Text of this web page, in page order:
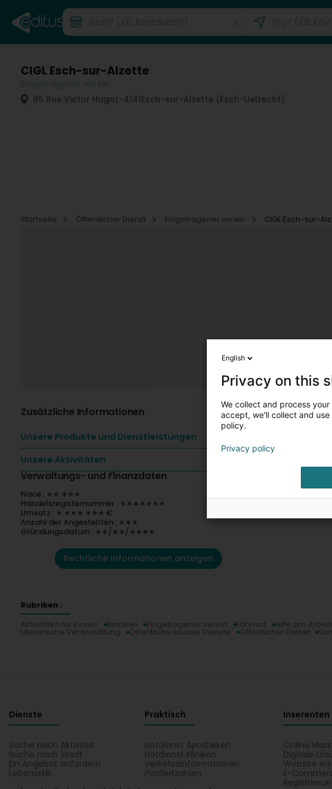
CIGL Esch-sur-Alzette
86 Rue Victor HugoL-4141Esch-sur-Alzette (Esch-Uelzecht)
Startseite
Öffentlicher Dienst Eingetragener verein CIGL Esch-sur-
Zusätzliche Informationen
Unsere Produkte und Dienstleistungen
Unsere Aktivitäten
Verwaltungs- und Finanzdaten
Nace : ∗∗.∗∗∗
Handelsregisternummer : ∗∗∗∗∗∗∗
Umsatz : ∗ ∗∗∗ ∗∗∗ €
Anzahl der Angestellten : ∗∗∗
Gründungsdatum : ∗∗/∗∗/∗∗∗∗
Rechtliche Informationen anzeigen
Rubriken :
Aktivitäten für Kinder
Bastelei Eingetragener verein Fahrrad Hilfe am
Literarische Veranstaltung Öffentliche soziale Dienste Öffentlicher Dienst
Dienste
Suche nach Aktivität
Suche nach Stadt
Ein Angebot anfordern
Lebensstill
Praktisch
Notdienst Apotheken
Notdienst Kliniken
Verkehrsinformationen
Postleitzahlen
Inserenten
Online
Digitale
Website
E-
English
Privacy on this
We collect and process
accept, we'll collect and
policy.
Privacy policy